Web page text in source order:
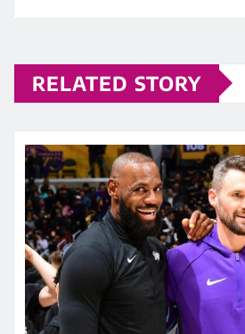
RELATED STORY